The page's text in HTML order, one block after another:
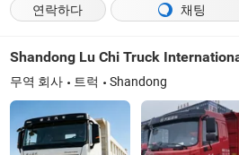
연락하다 채팅
Shandong Lu Chi Truck
무역 회사 트럭 Shandong